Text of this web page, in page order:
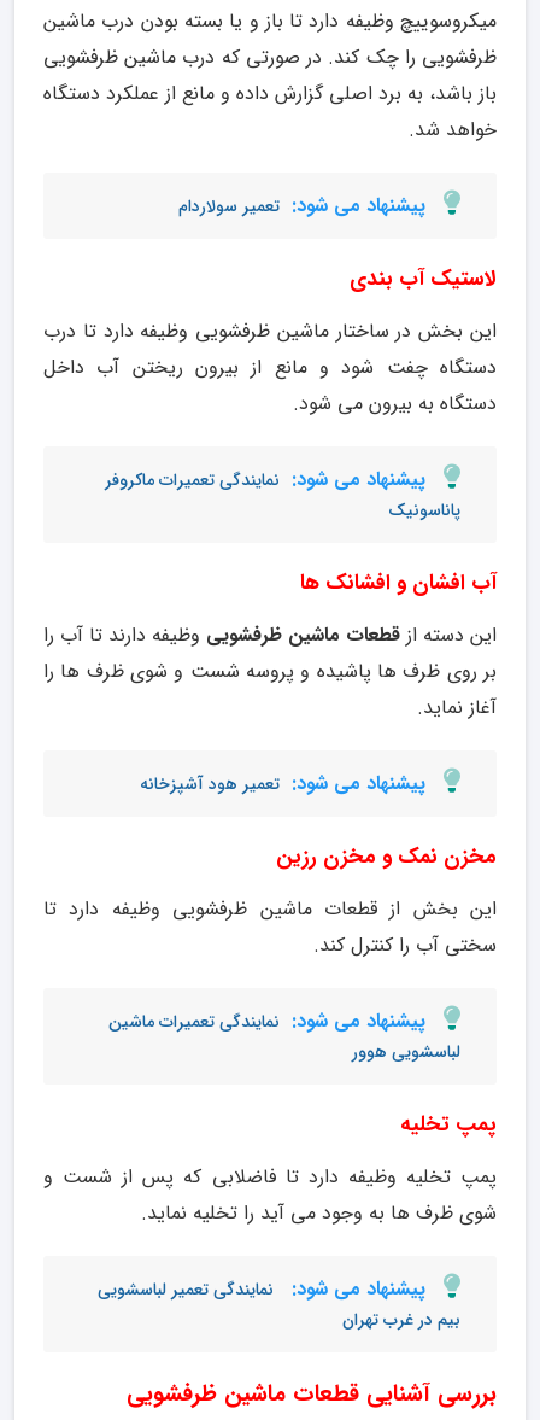
میکروسوییچ وظیفه دارد تا باز و یا بسته بودن درب ماشین
ظرفشویی را چک کند. در صورتی که درب ماشین ظرفشویی
باز باشد، به برد اصلی گزارش داده و مانع از عملکرد دستگاه
خواهد شد.
پیشنهاد می شود: تعمیر سولاردام
لاستیک آب بندی
این بخش در ساختار ماشین ظرفشویی وظیفه دارد تا درب
دستگاه چفت شود و مانع از بیرون ریختن آب داخل
دستگاه به بیرون می شود.
پیشنهاد می شود: نمایندگی تعمیرات ماکروفر
پاناسونیک
آب افشان و افشانک ها
این دسته از قطعات ماشین ظرفشویی وظیفه دارند تا آب را
بر روی ظرف ها پاشیده و پروسه شست و شوی ظرف ها را
آغاز نماید.
پیشنهاد می شود: تعمیر هود آشپزخانه
مخزن نمک و مخزن رزین
این بخش از قطعات ماشین ظرفشویی وظیفه دارد تا
سختی آب را کنترل کند.
پیشنهاد می شود: نمایندگی تعمیرات ماشین
لباسشویی هوور
پمپ تخلیه
پمپ تخلیه وظیفه دارد تا فاضلابی که پس از شست و
شوی ظرف ها به وجود می آید را تخلیه نماید.
پیشنهاد می شود:
نمایندگی تعمیر لباسشویی
بیم در غرب تهران
بررسی آشنایی قطعات ماشین ظرفشویی